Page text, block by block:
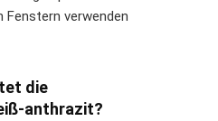
Fenstern verwenden
die
anthrazit?